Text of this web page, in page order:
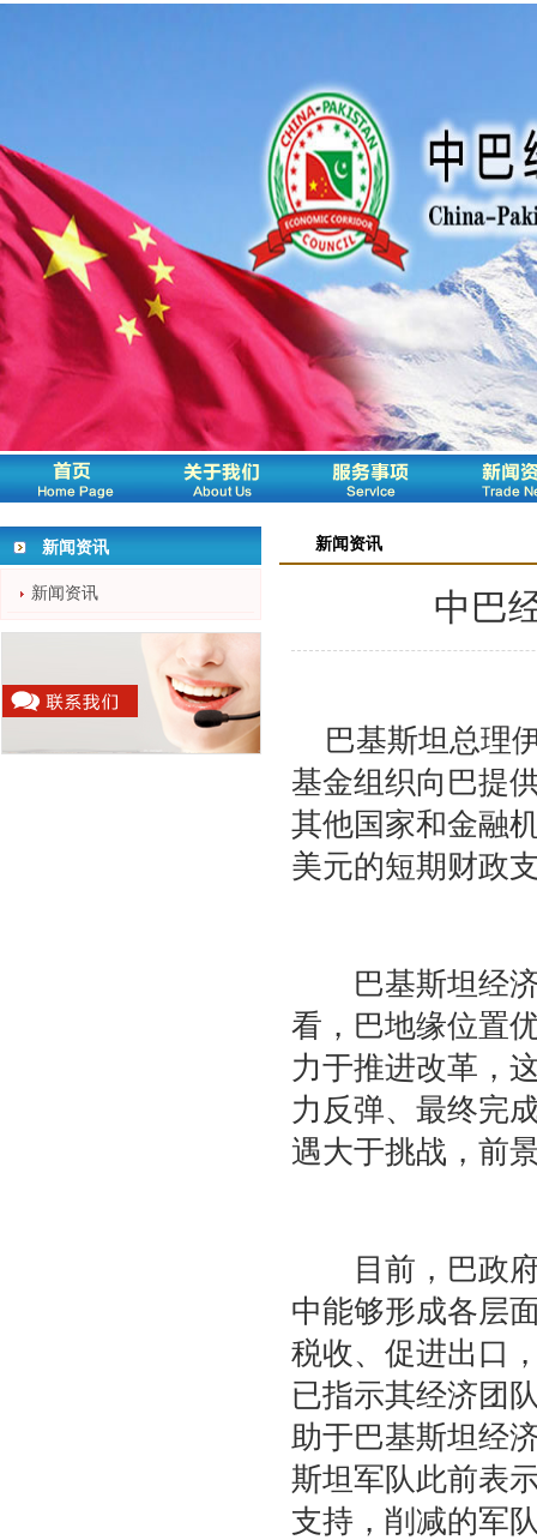
新闻资讯
新闻资讯
新闻资讯
中巴
巴基斯坦总理
基金组织向巴提
其他国家和金融
美元的短期财政
巴基斯坦经济
看，巴地缘位置
力于推进改革，
力反弹、最终完
遇大于挑战，前
目前，巴政府
中能够形成各层
税收、促进出口
已指示其经济团
助于巴基斯坦经
斯坦军队此前表
支持，削减的军